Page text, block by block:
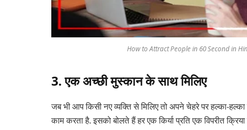
How to Attract People in 60 Second in
3. एक अच्छी मुस्कान के साथ मिलिए
जब भी आप किसी नए व्यक्ति से मिलिए तो अपने चेहरे पर हल्का-
काम करता है. इसको बोलते हैं हर एक किर्या प्रति एक विपरीत क्रिया